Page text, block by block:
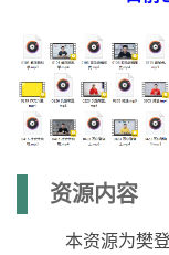
资源内容
本资源为樊